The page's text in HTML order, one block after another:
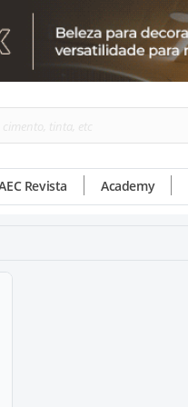
Revista Academy